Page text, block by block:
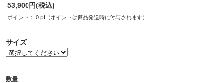
53,900円(税込)
ポイント： 0 pt （ポイントは商品発送時に付与されます）
サイズ
数量